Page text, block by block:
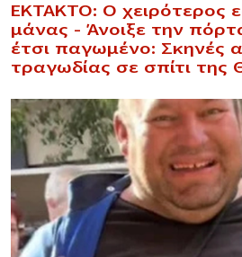
ΕΚΤΑΚΤΟ: Ο χειρότερος
μάνας – Άνοιξε την
έτσι παγωμένο: Σκηνές
τραγωδίας σε σπίτι της